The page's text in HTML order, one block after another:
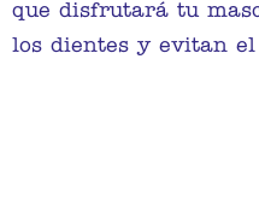
que disfrutará tu
los dientes y evitan